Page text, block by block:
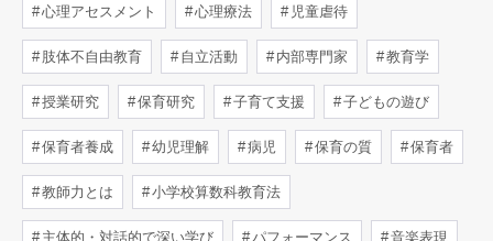
心理アセスメント 心理療法 児童虐待
肢体不自由教育 自立活動 内部専門家 教育学
授業研究 保育研究 子育て支援 子どもの遊び
保育者養成 幼児理解 病児 保育の質 保育者
教師力とは 小学校算数科教育法
主体的・対話的で深い学び パフォーマンス 音楽表現